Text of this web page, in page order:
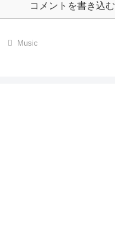
コメントを書き込む
Music